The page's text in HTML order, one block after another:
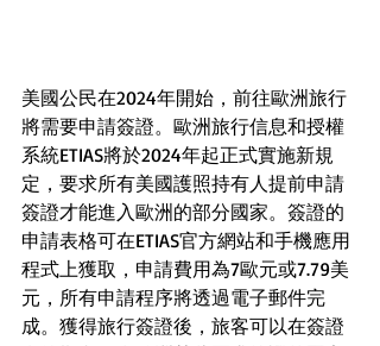
美國公民在2024年開始，前往歐洲旅行
將需要申請簽證。歐洲旅行信息和授權
系統ETIAS將於2024年起正式實施新規
定，要求所有美國護照持有人提前申請
簽證才能進入歐洲的部分國家。簽證的
申請表格可在ETIAS官方網站和手機應用
程式上獲取，申請費用為7歐元或7.79美
元，所有申請程序將透過電子郵件完
成。獲得旅行簽證後，旅客可以在簽證